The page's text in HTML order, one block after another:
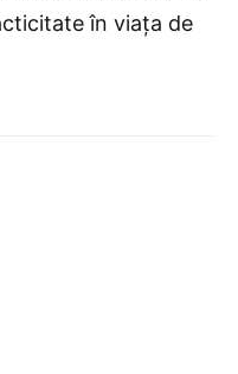
în viața de